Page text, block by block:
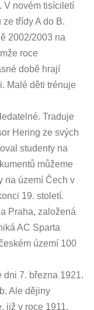
V novém tisíciletí
třídy A do B.
2002/2003 na
roce
době hrají
Malé děti trénuje
Traduje
Hering ze svých
studenty na
můžeme
na území Čech v
19. století.
Praha, založená
AC Sparta
území 100
7. března 1921.
Ale dějiny
již v roce 1911.